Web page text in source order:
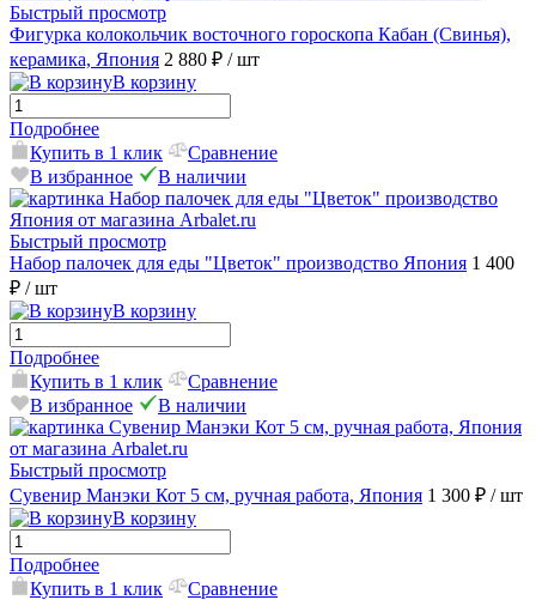
Быстрый просмотр
Фигурка колокольчик восточного гороскопа Кабан (Свинья),
керамика, Япония 2 880 ₽ / шт
В корзину
Подробнее
Купить в 1 клик
Сравнение
В избранное
В наличии
Быстрый просмотр
Набор палочек для еды "Цветок" производство Япония 1 400
₽ / шт
В корзину
Подробнее
Купить в 1 клик
Сравнение
В избранное
В наличии
Быстрый просмотр
Сувенир Манэки Кот 5 см, ручная работа, Япония 1 300 ₽ / шт
В корзину
Подробнее
Купить в 1 клик
Сравнение